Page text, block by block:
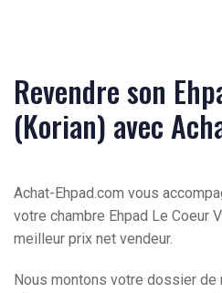
Revendre son
(Korian) avec
Achat-Ehpad.com vous
votre chambre Ehpad Le Coeur
meilleur prix net vendeur.
Nous montons votre dossier de